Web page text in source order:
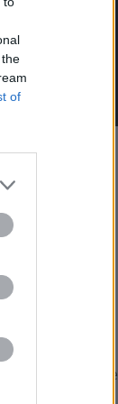
of
y
la
inscripción
Debate
y
enfrentarse
la violencia
inscripciones de